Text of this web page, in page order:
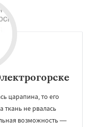
царапина, то его
ткань не рвалась
возможность —